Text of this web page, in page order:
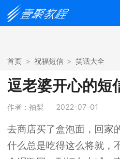
首页 祝福短信 笑话大全
逗老婆开心的短
作者：袖梨 2022-07-01
去商店买了盒泡面，回家
什么总是吃得这么将就，